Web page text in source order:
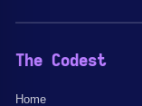
The Codest
Home